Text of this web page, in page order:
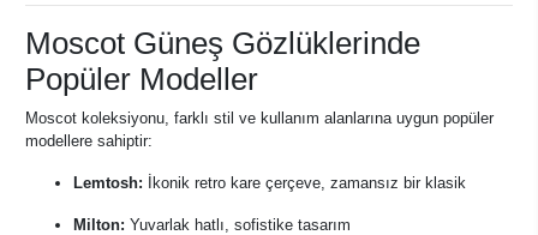
Moscot Güneş Gözlüklerinde
Popüler Modeller
Moscot koleksiyonu, farklı stil ve kullanım alanlarına uygun popüler
modellere sahiptir:
Lemtosh: İkonik retro kare çerçeve, zamansız bir klasik
Milton: Yuvarlak hatlı, sofistike tasarım